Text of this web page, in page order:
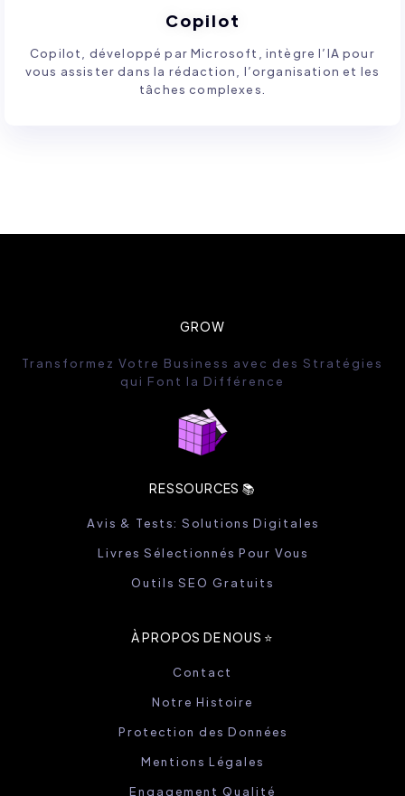
Copilot
Copilot, développé par Microsoft, intègre l’IA pour
vous assister dans la rédaction, l’organisation et les
tâches complexes.
GROW
Transformez Votre Business avec des Stratégies
qui Font la Différence
RESSOURCES 📚
Avis & Tests: Solutions Digitales
Livres Sélectionnés Pour Vous
Outils SEO Gratuits
À PROPOS DE NOUS ⭐️
Contact
Notre Histoire
Protection des Données
Mentions Légales
Engagement Qualité